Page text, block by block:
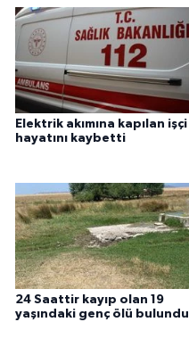
Elektrik akımına kapılan işçi
hayatını kaybetti
24 Saattir kayıp olan 19
yaşındaki genç ölü bulundu